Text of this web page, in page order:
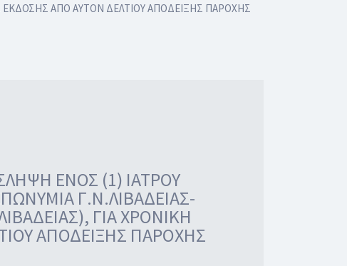
ΑΠΟ ΑΥΤΟΝ ΔΕΛΤΙΟΥ ΑΠΟΔΕΙΞΗΣ ΠΑΡΟΧΗΣ
ΕΝΟΣ (1) ΙΑΤΡΟΥ
Γ.Ν.ΛΙΒΑΔΕΙΑΣ-
ΓΙΑ ΧΡΟΝΙΚΗ
ΑΠΟΔΕΙΞΗΣ ΠΑΡΟΧΗΣ